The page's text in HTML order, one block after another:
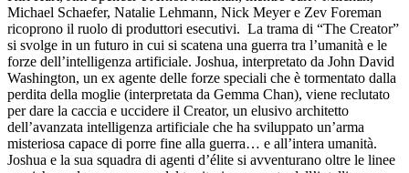
Michael Schaefer, Natalie Lehmann, Nick Meyer e Zev Foreman
ricoprono il ruolo di produttori esecutivi. La trama di “The Creator”
si svolge in un futuro in cui si scatena una guerra tra l’umanità e le
forze dell’intelligenza artificiale. Joshua, interpretato da John David
Washington, un ex agente delle forze speciali che è tormentato dalla
perdita della moglie (interpretata da Gemma Chan), viene reclutato
per dare la caccia e uccidere il Creator, un elusivo architetto
dell’avanzata intelligenza artificiale che ha sviluppato un’arma
misteriosa capace di porre fine alla guerra… e all’intera umanità.
Joshua e la sua squadra di agenti d’élite si avventurano oltre le linee